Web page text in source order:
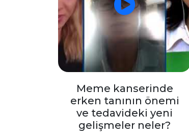
Meme kanserinde
erken tanının önemi
ve tedavideki yeni
gelişmeler neler?